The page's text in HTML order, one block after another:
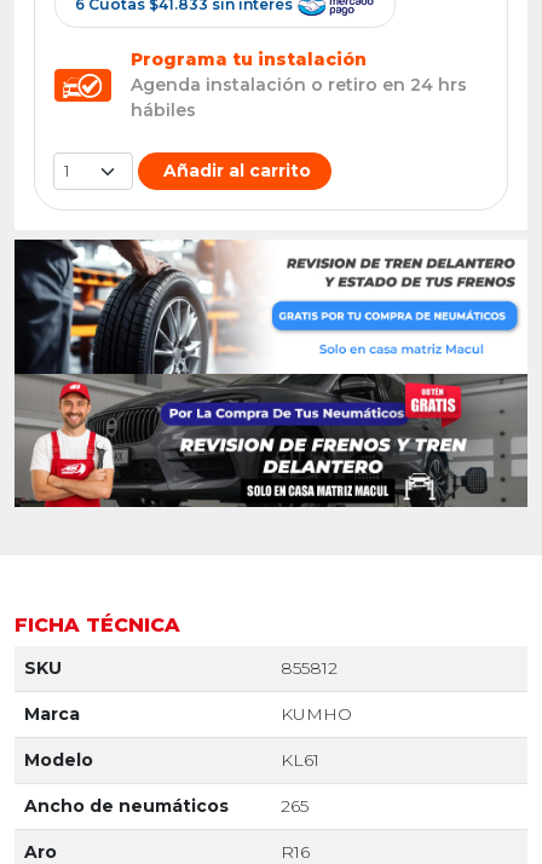
6 Cuotas $41.833 sin interés
Programa tu instalación
Agenda instalación o retiro en 24 hrs
hábiles
Añadir al carrito
FICHA TÉCNICA
SKU 855812
Marca KUMHO
Modelo KL61
Ancho de neumáticos 265
Aro R16